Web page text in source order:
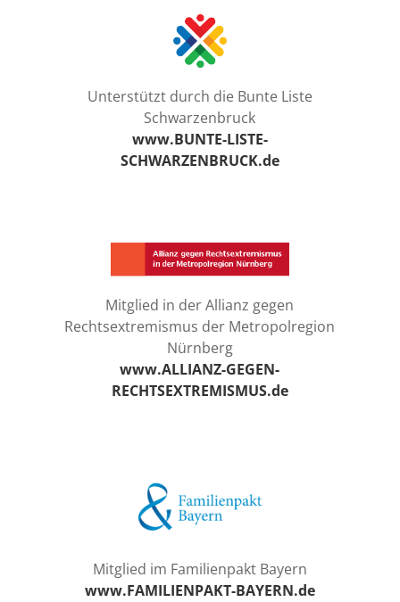
Unterstützt durch die Bunte Liste
Schwarzenbruck
www.BUNTE-LISTE-
SCHWARZENBRUCK.de
Mitglied in der Allianz gegen
Rechtsextremismus der Metropolregion
Nürnberg
www.ALLIANZ-GEGEN-
RECHTSEXTREMISMUS.de
Mitglied im Familienpakt Bayern
www.FAMILIENPAKT-BAYERN.de